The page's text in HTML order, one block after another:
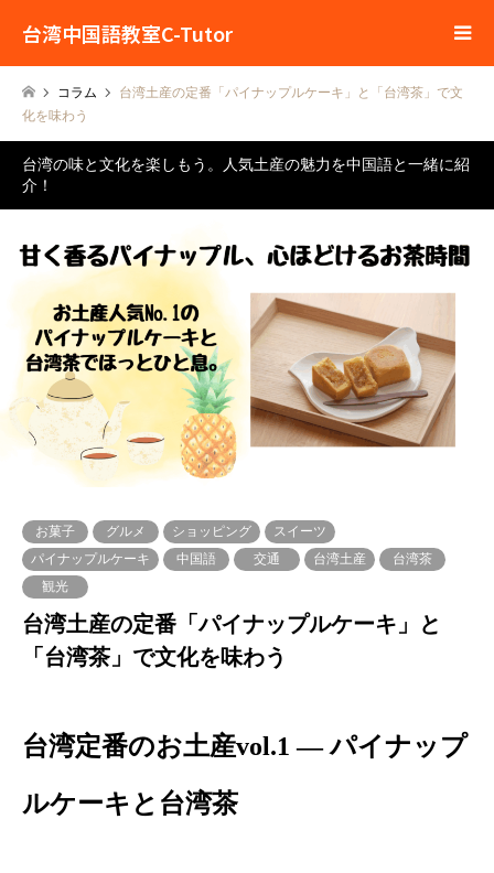
台湾中国語教室C-Tutor
コラム
台湾土産の定番「パイナップルケーキ」と「台湾茶」で文
化を味わう
台湾の味と文化を楽しもう。人気土産の魅力を中国語と一緒に紹
介！
お菓子 グルメ ショッピング
スイーツ
パイナップルケーキ
中国語 交通 台湾土産
台湾茶
観光
台湾土産の定番「パイナップルケーキ」と
「台湾茶」で文化を味わう
台湾定番のお土産vol.1 ― パイナップ
ルケーキと台湾茶